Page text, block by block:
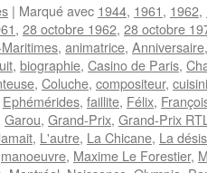
| Marqué avec 1944, 1961, 1962,
, 28 octobre 1962, 28 octobre
, animatrice, Anniversaire
, biographie, Casino de Paris,
, Coluche, compositeur,
Ephémérides, faillite, Félix,
Garou, Grand-Prix, Grand-Prix
, L'autre, La Chicane, La
manoeuvre, Maxime Le Forestier,